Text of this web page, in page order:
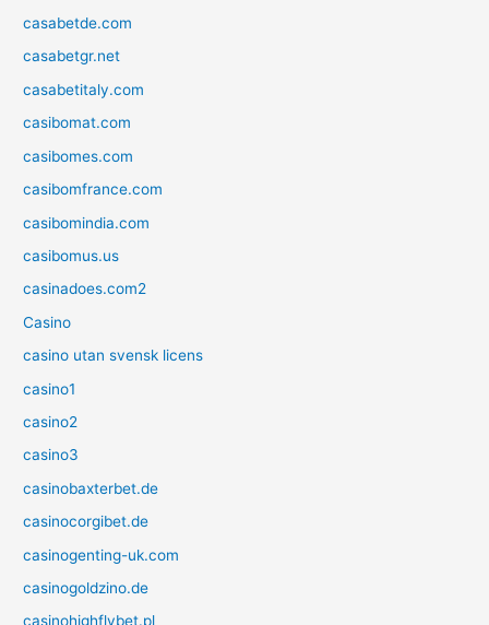
casabetde.com
casabetgr.net
casabetitaly.com
casibomat.com
casibomes.com
casibomfrance.com
casibomindia.com
casibomus.us
casinadoes.com2
Casino
casino utan svensk licens
casino1
casino2
casino3
casinobaxterbet.de
casinocorgibet.de
casinogenting-uk.com
casinogoldzino.de
casinohighflybet.pl